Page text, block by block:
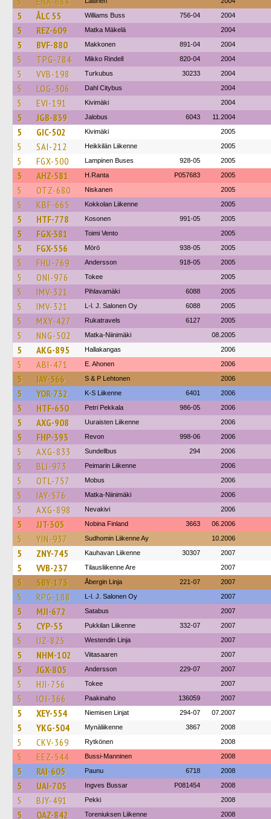
5 ÅLC 55 Williams Buss 756-04 2004
5 REZ-609 Matka Mäkelä 2004
5 BVF-880 Makkonen 891-04 2004
5 TPG-784 Mikko Rindell 820-04 2004
5 VVB-198 Turkubus 30233 2004
5 LOG-306 Dahl Citybus 2004
5 EVI-191 Kivimäki 2004
5 JGB-839 Jalobus 6043 11.2004
5 GIC-502 Kivimäki 2005
5 SAI-212 Heikkilän Liikenne 2005
5 FGX-500 Lampinen Buses 928-05 2005
5 AHZ-581 H.Ranta P057683 2005
5 OTZ-680 Niskanen 2005
5 KBF-665 Kokkolan Liikenne 2005
5 HTF-778 Kosonen 991-05 2005
5 FGX-381 Toimi Vento 2005
5 FGX-556 Mörö 938-05 2005
5 FHU-769 Andersson 918-05 2005
5 ONI-976 Tokee 2005
5 IMV-321 Pihlavamäki 6088 2005
5 IMV-321 L-l. J. Salonen Oy 6088 2005
5 MXY-427 Rukatravels 6127 2005
5 NNG-502 Matka-Niinimäki 08.2005
5 AKG-895 Hallakangas 2006
5 ABI-471 E. Ahonen 2006
5 IAY-566 S & P Lehtonen 2006
5 YOR-732 K-S Liikenne 6401 2006
5 HTF-650 Petri Pekkala 986-05 2006
5 AXG-908 Uuraisten Liikenne 2006
5 FHP-393 Revon 998-06 2006
5 AXG-833 Sundellbus 294 2006
5 BLI-973 Peimarin Liikenne 2006
5 OTL-757 Mobus 2006
5 IAY-576 Matka-Niinimäki 2006
5 AXG-898 Nevakivi 2006
5 JJT-305 Nobina Finland 3663 06.2006
5 YIN-937 Sudhomin Liikenne Ay 10.2006
5 ZNY-745 Kauhavan Liikenne 30307 2007
5 VVB-237 Tilausliikenne Are 2007
5 SBY-173 Åbergin Linja 221-07 2007
5 RPG-188 L-l. J. Salonen Oy 2007
5 MJI-672 Satabus 2007
5 CYP-55 Pukkilan Liikenne 332-07 2007
5 IJZ-825 Westendin Linja 2007
5 NHM-102 Viitasaaren 2007
5 JGX-805 Andersson 229-07 2007
5 HJI-756 Tokee 2007
5 IOJ-366 Paakinaho 136059 2007
5 XEY-554 Niemisen Linjat 294-07 07.2007
5 YKG-504 Mynäliikenne 3867 2008
5 CKV-369 Rytkönen 2008
5 EEZ-544 Bussi-Manninen 2008
5 RAI-605 Paunu 6718 2008
5 UAI-705 Ingves Bussar P081454 2008
5 BJY-491 Pekki 2008
5 OAZ-842 Toreniuksen Liikenne 2008